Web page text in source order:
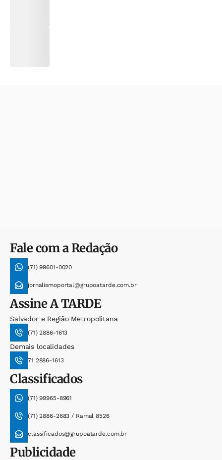
Fale com a Redação
(71) 99601-0020
jornalismoportal@grupoatarde.com.br
AssineA TARDE
Salvador e Região Metropolitana
(71) 2886-1613
Demais localidades
71 2886-1613
Classificados
(71) 99965-8961
(71) 2886-2683 / Ramal 8526
classificados@grupoatarde.com.br
Publicidade